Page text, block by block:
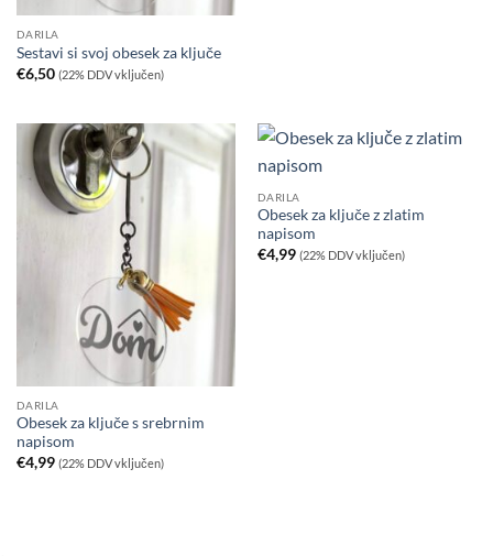
DARILA
Sestavi si svoj obesek za ključe
€6,50 (22% DDV vključen)
DARILA
Obesek za ključe s srebrnim
napisom
€4,99 (22% DDV vključen)
DARILA
Obesek za ključe z zlatim
napisom
€4,99 (22% DDV vključen)